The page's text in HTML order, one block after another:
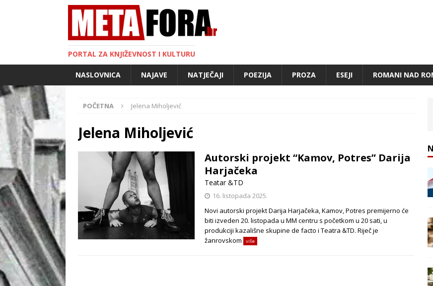
PORTAL ZA KNJIŽEVNOST I KULTURU
NASLOVNICA NAJAVE NATJEČAJI POEZIJA PROZA ESEJI ROMANI NAD
POČETNA Jelena Miholjević
Jelena Miholjević
Autorski projekt “Kamov, Potres” Darija
Harjačeka
Teatar &TD
16. listopada 2025.
Novi autorski projekt Darija Harjačeka, Kamov, Potres premijerno će
biti izveden 20. listopada u MM centru s početkom u 20 sati, u
produkciji kazališne skupine de facto i Teatra &TD. Riječ je
žanrovskom
više